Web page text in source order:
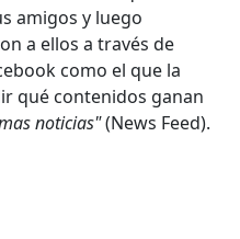
amigos y luego
a ellos a través de
como el que la
qué contenidos ganan
noticias"(News Feed).